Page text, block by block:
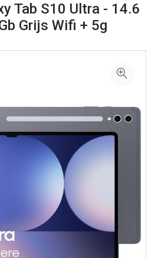
Tab S10 Ultra - 14.6
Grijs Wifi + 5g